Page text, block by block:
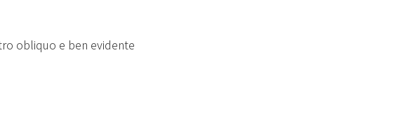
obliquo e ben evidente